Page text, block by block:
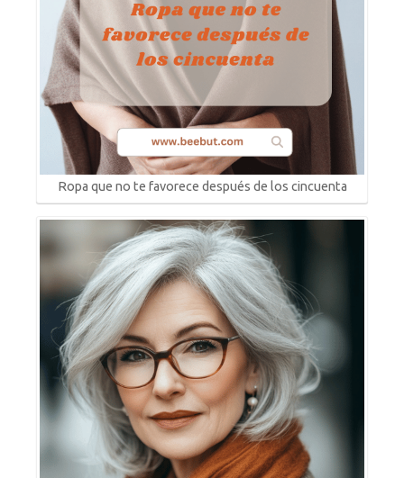
Ropa que no te favorece después de los cincuenta